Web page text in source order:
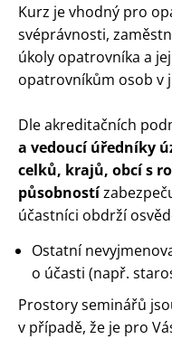
Kurz je vhodný pro
svéprávnosti,
úkoly opatrovníka a
opatrovníkům osob v
Dle akreditačních
a vedoucí úředníky
celků, krajů, obcí s
působností
účastníci obdrží
Ostatní
o účasti (např.
Prostory seminářů
v případě, že je pro